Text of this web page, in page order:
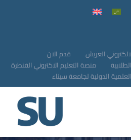
قدم الان
العريش
منصة التعليم الاكتروني القنطرة
الدولية لجامعة سيناء